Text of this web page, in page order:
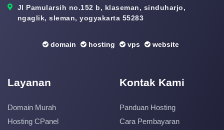
Jl Pamularsih no.152 b, klaseman, sinduharjo,
ngaglik, sleman, yogyakarta 55283
domain hosting vps website
Layanan
Domain Murah
Hosting CPanel
Kontak Kami
Panduan Hosting
Cara Pembayaran